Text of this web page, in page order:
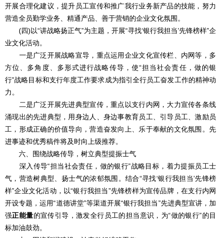
开展合理化建议，提升员工宣传和推广我行业务新产品的技能，努力
营造全员勤学业务、精通产品、善于营销的企业文化氛围。
(四)以“讲战略扬正气”为主题，开展“寻找‘银行我担当’先锋榜样”企
业文化活动。
一是广泛开展战略宣导，重点运用企业文化宣传栏、内网等，多
方位、多角度、多形式进行战略传导，使“担当社会责任，做的银
行”战略目标和支行年度工作要求成为指引全行员工奋发工作的精神动
力。
二是广泛开展先进典型宣传，重点以支行内网，大力宣传各条线
涌现出的先进典型，用身边人、身边事教育员工、引导员工、激励员
工，形成正确的价值导向，营造奋发向上、乐于奉献的文化氛围。先
进事迹和优秀稿件将及时向上级推荐。
六、围绕战略传导，树立典型提振士气
深入传导“担当社会责任，做的银行”战略目标，着力提振员工士
气，营造树典型、扬士气的浓郁氛围。结合“寻找‘银行我担当’先锋榜
样”企业文化活动，以“银行我担当”先锋榜样为宣传品牌，在支行内网
开设专题，运用“道德讲堂”等渠道开展“银行我担当”先进典型宣讲，加
强正能量的宣传引导，激发全行员工的担当意识，为“做的银行”的目
标加油鼓劲。